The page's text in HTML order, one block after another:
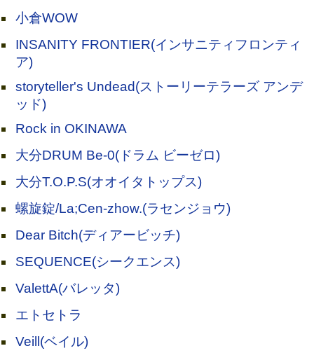
小倉WOW
INSANITY FRONTIER(インサニティフロンティ
ア)
storyteller's Undead(ストーリーテラーズ アンデ
ッド)
Rock in OKINAWA
大分DRUM Be-0(ドラム ビーゼロ)
大分T.O.P.S(オオイタトップス)
螺旋錠/La;Cen-zhow.(ラセンジョウ)
Dear Bitch(ディアービッチ)
SEQUENCE(シークエンス)
ValettA(バレッタ)
エトセトラ
Veill(ベイル)